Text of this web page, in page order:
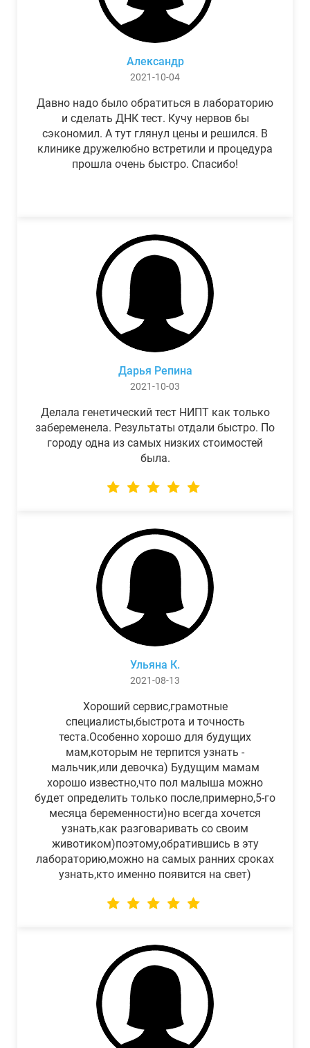
Александр
2021-10-04
Давно надо было обратиться в лабораторию
и сделать ДНК тест. Кучу нервов бы
сэкономил. А тут глянул цены и решился. В
клинике дружелюбно встретили и процедура
прошла очень быстро. Спасибо!
Дарья Репина
2021-10-03
Делала генетический тест НИПТ как только
забеременела. Результаты отдали быстро. По
городу одна из самых низких стоимостей
была.
Ульяна К.
2021-08-13
Хороший сервис,грамотные
специалисты,быстрота и точность
теста.Особенно хорошо для будущих
мам,которым не терпится узнать -
мальчик,или девочка) Будущим мамам
хорошо известно,что пол малыша можно
будет определить только после,примерно,5-го
месяца беременности)но всегда хочется
узнать,как разговаривать со своим
животиком)поэтому,обратившись в эту
лабораторию,можно на самых ранних сроках
узнать,кто именно появится на свет)